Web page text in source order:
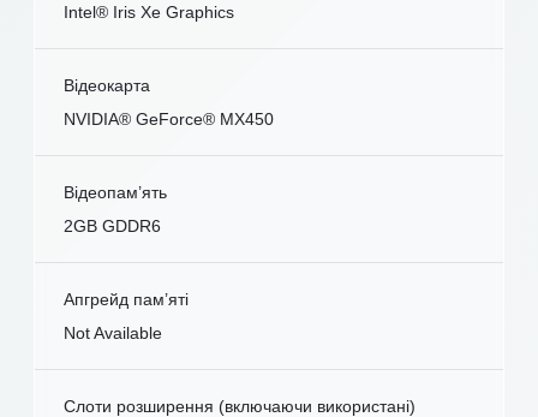
Intel® Iris Xe Graphics
Відеокарта
NVIDIA® GeForce® MX450
Відеопам’ять
2GB GDDR6
Апгрейд пам’яті
Not Available
Слоти розширення (включаючи використані)